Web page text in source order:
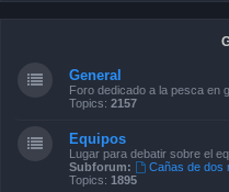
General
Foro dedicado a la pesca en
Topics: 2157
Equipos
Lugar para debatir sobre el
Subforum:
Cañas de dos
Topics: 1895